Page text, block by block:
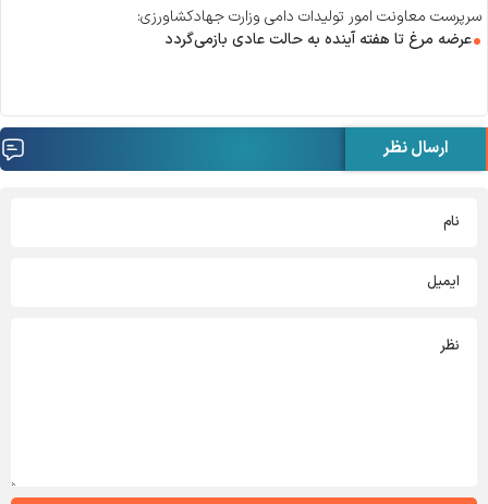
سرپرست معاونت امور تولیدات دامی وزارت جهادکشاورزی:
عرضه مرغ تا هفته آینده به حالت عادی بازمی‌گردد
ارسال نظر